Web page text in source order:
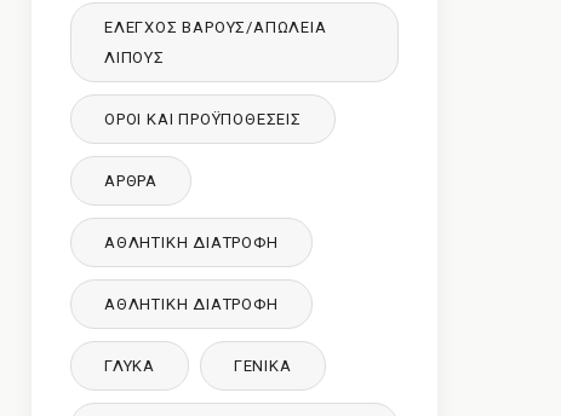
ΈΛΕΓΧΟΣ ΒΆΡΟΥΣ/ΑΠΏΛΕΙΑ
ΛΊΠΟΥΣ
ΌΡΟΙ ΚΑΙ ΠΡΟΫΠΟΘΈΣΕΙΣ
ΑΡΘΡΑ
ΑΘΛΗΤΙΚΉ ΔΙΑΤΡΟΦΉ
ΑΘΛΗΤΙΚΉ ΔΙΑΤΡΟΦΉ
ΓΛΥΚΑ ΓΕΝΙΚΆ